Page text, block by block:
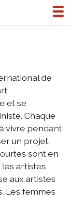
de
et se
Chaque
vivre pendant
un projet.
sont en
artistes
aux artistes
Les femmes